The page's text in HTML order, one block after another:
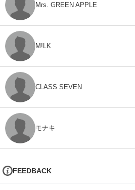
Mrs. GREEN APPLE
M!LK
CLASS SEVEN
モナキ
FEEDBACK